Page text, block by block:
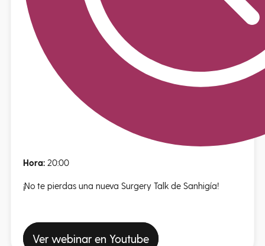
Hora: 20:00
¡No te pierdas una nueva Surgery Talk de Sanhigía!
Ver webinar en Youtube